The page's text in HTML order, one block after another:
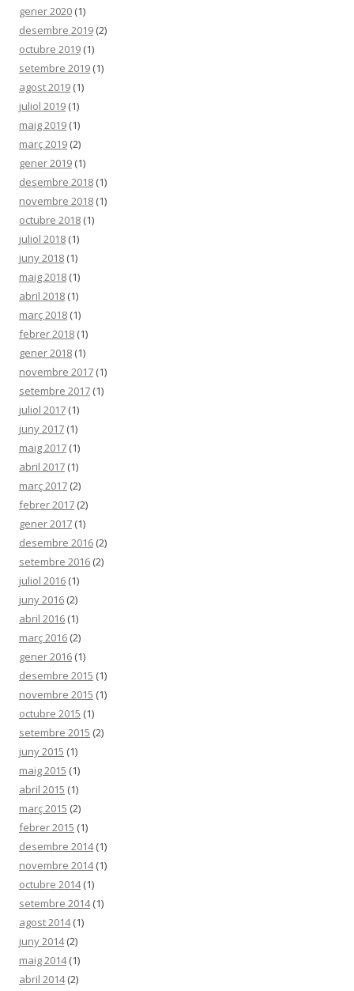
gener 2020 (1)
desembre 2019 (2)
octubre 2019 (1)
setembre 2019 (1)
agost 2019 (1)
juliol 2019 (1)
maig 2019 (1)
març 2019 (2)
gener 2019 (1)
desembre 2018 (1)
novembre 2018 (1)
octubre 2018 (1)
juliol 2018 (1)
juny 2018 (1)
maig 2018 (1)
abril 2018 (1)
març 2018 (1)
febrer 2018 (1)
gener 2018 (1)
novembre 2017 (1)
setembre 2017 (1)
juliol 2017 (1)
juny 2017 (1)
maig 2017 (1)
abril 2017 (1)
març 2017 (2)
febrer 2017 (2)
gener 2017 (1)
desembre 2016 (2)
setembre 2016 (2)
juliol 2016 (1)
juny 2016 (2)
abril 2016 (1)
març 2016 (2)
gener 2016 (1)
desembre 2015 (1)
novembre 2015 (1)
octubre 2015 (1)
setembre 2015 (2)
juny 2015 (1)
maig 2015 (1)
abril 2015 (1)
març 2015 (2)
febrer 2015 (1)
desembre 2014(1)
novembre 2014(1)
octubre 2014(1)
setembre 2014(1)
agost 2014(1)
juny 2014(2)
maig 2014(1)
abril 2014(2)